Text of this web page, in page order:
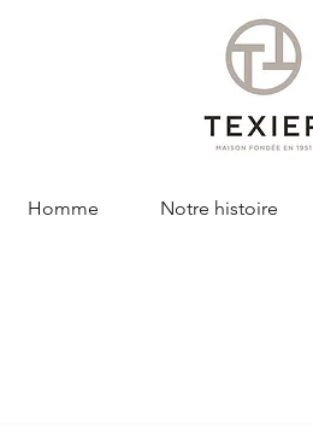
Homme Notre histoire